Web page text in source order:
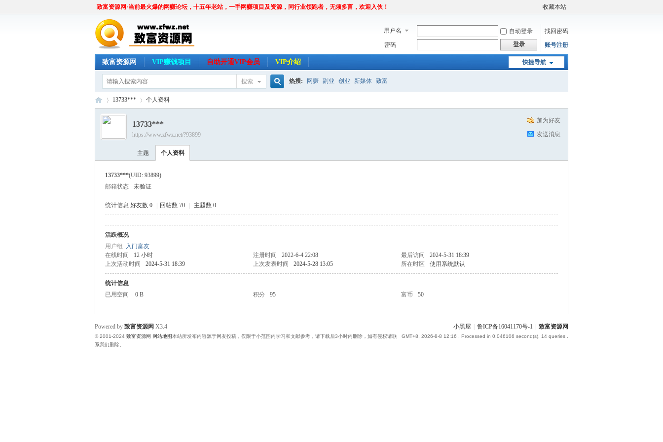
致富资源网·当前最火爆的网赚论坛，十五年老站，一手网赚项目及资源，同行业领跑者，无须多言，欢迎入伙！ 收藏本站
用户名 自动登录
找回密码
密码
登录 账号注册
快捷导航
致富资源网 VIP赚钱项目 自助开通VIP会员 VIP介绍
搜索 热搜: 网赚 副业 创业 新媒体 致富
资
›
13733*** 个人资料
加为好友
发送消息
13733***
https://www.zfwz.net/?93899
主题 个人资料
13733***(UID: 93899)
邮箱状态
未验证
统计信息 好友数 0 回帖数 70 主题数 0
活跃概况
用户组
入门富友
在线时间
12 小时 注册时间 2022-6-4 22:08 最后访问
2024-5-31 18:39
上次活动时间
2024-5-31 18:39 上次发表时间 2024-5-28 13:05 所在时区 使用系统默认
统计信息
已用空间
0 B 积分 95 富币 50
小黑屋 鲁ICP备16041170号-1 致富资源网
GMT+8, 2026-8-8 12:16 , Processed in 0.046106 second(s), 14 queries .
Powered by 致富资源网 X3.4
© 2001-2024 致富资源网 网站地图本站所发布内容源于网友投稿，仅限于小范围内学习和文献参考，请下载后3小时内删除，如有侵权请联
系我们删除。